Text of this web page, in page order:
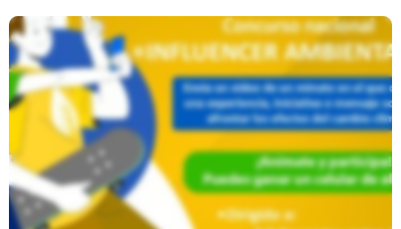
Concurso Nacional: Influencer
Ambientalista